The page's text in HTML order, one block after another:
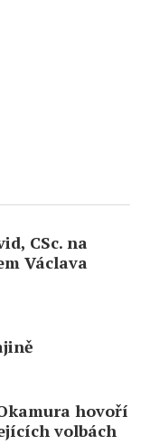
CSc. na
Václava
hovoří
volbách